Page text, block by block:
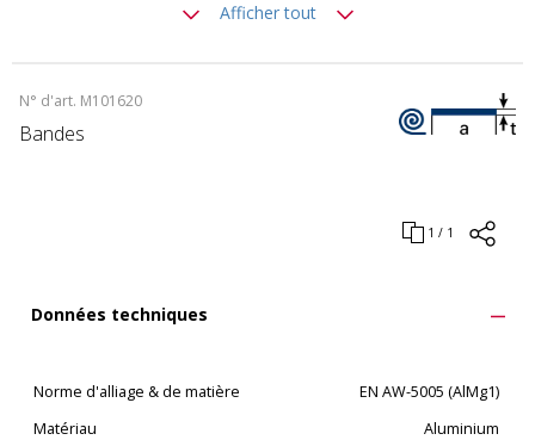
Afficher tout
N° d'art. M101620
1 / 1
Bandes
Données techniques
Norme d'alliage & de matière
EN AW-5005 (AlMg1)
Matériau
Aluminium